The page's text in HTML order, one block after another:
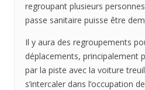
regroupant plusieurs
passe sanitaire puisse être
Il y aura des regroupements
déplacements, principalement
par la piste avec la voiture
s’intercaler dans l’occupation